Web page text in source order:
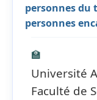
personnes du
personnes
🏫
Université
Faculté de